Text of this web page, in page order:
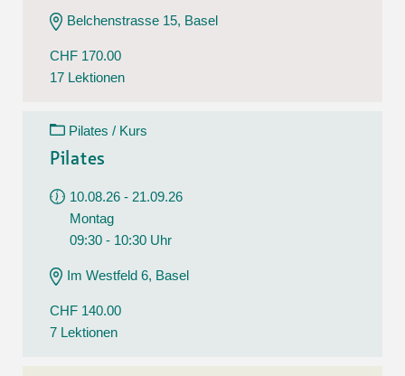
Belchenstrasse 15, Basel
CHF 170.00
17 Lektionen
Pilates / Kurs
Pilates
10.08.26 - 21.09.26
Montag
09:30 - 10:30 Uhr
Im Westfeld 6, Basel
CHF 140.00
7 Lektionen